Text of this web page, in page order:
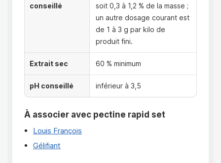
conseillé
soit 0,3 à 1,2 % de la masse ;
un autre dosage courant est
de 1 à 3 g par kilo de
produit fini.
Extrait sec 60 % minimum
pH conseillé inférieur à 3,5
À associer avec pectine rapid set
Louis François
Gélifiant